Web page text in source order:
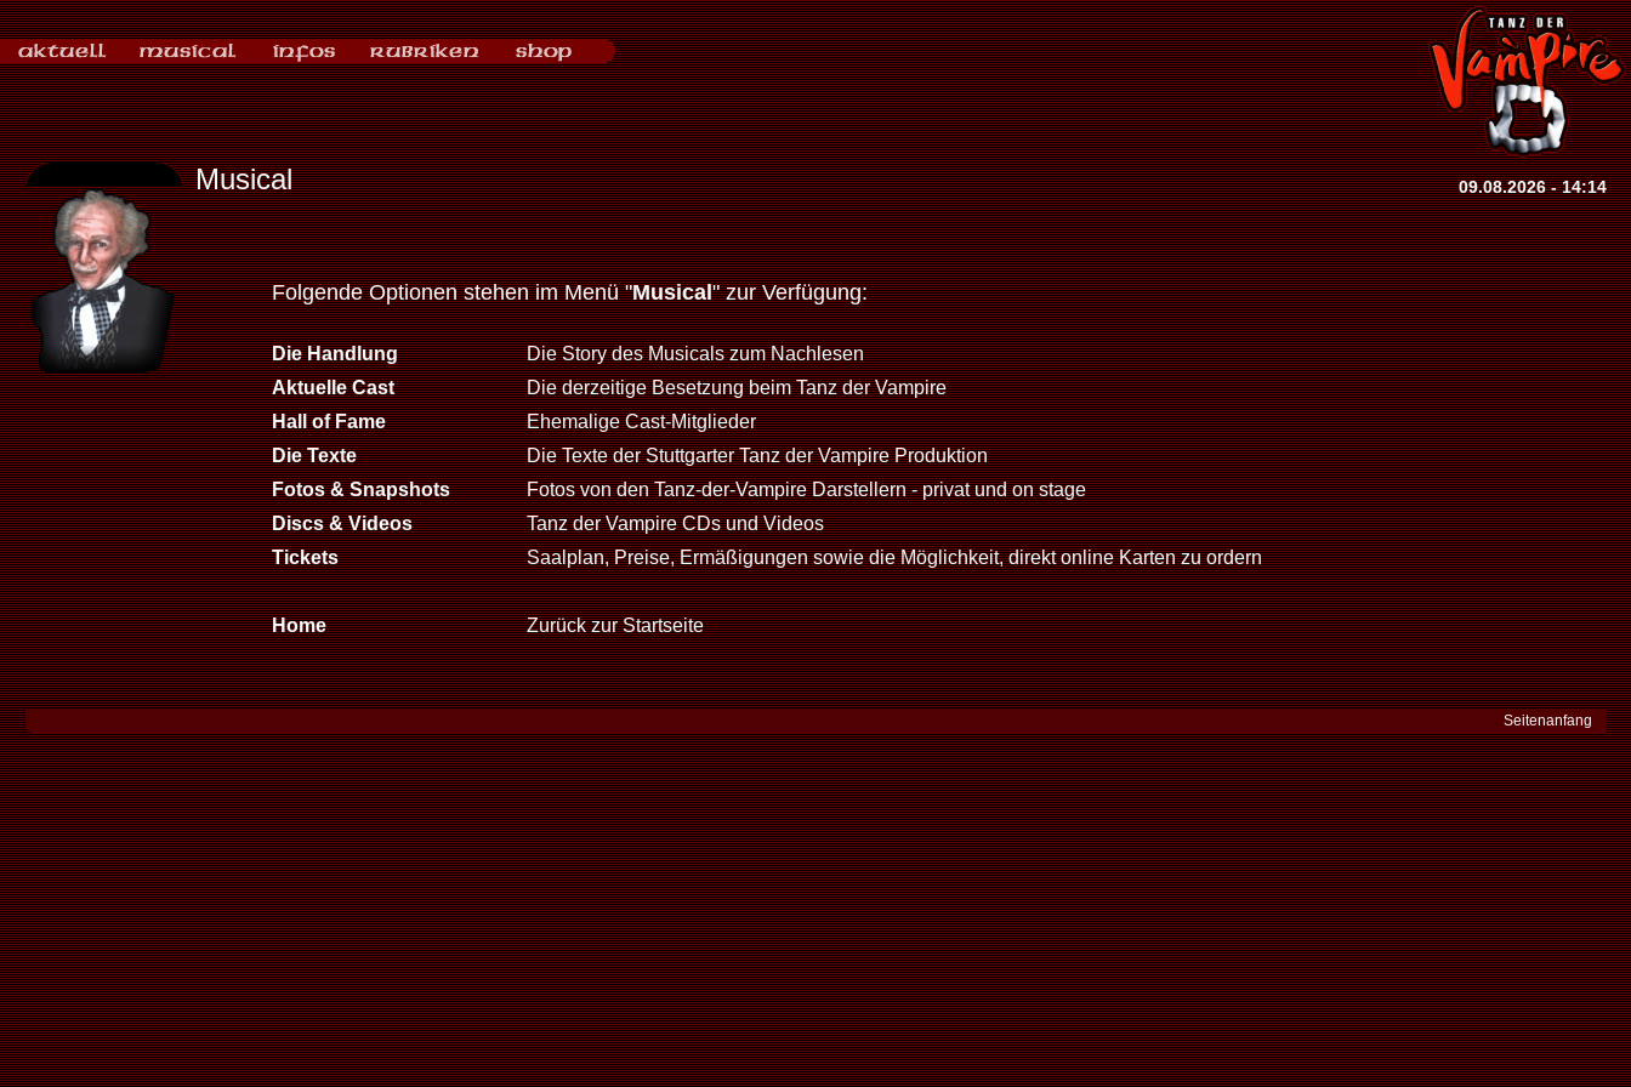
Musical 09.08.2026 - 14:14
Folgende Optionen stehen im Menü "Musical" zur Verfügung:
Die Handlung
Die Story des Musicals zum Nachlesen
Aktuelle Cast
Die derzeitige Besetzung beim Tanz der Vampire
Hall of Fame
Ehemalige Cast-Mitglieder
Die Texte
Die Texte der Stuttgarter Tanz der Vampire Produktion
Fotos & Snapshots
Fotos von den Tanz-der-Vampire Darstellern - privat und on stage
Discs & Videos
Tanz der Vampire CDs und Videos
Tickets
Saalplan, Preise, Ermäßigungen sowie die Möglichkeit, direkt online Karten zu ordern
Home Zurück zur Startseite
Seitenanfang